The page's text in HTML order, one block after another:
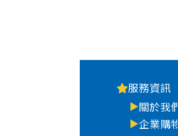
服務資訊
關於我們
企業購物